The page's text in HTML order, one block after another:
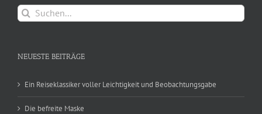
Suche
nach:
NEUESTE BEITRÄGE
Ein Reiseklassiker voller Leichtigkeit und Beobachtungsgabe
Die befreite Maske